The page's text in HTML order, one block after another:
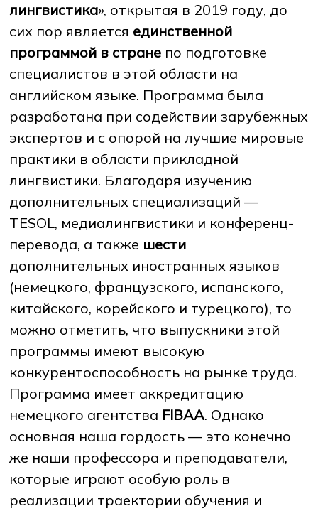
лингвистика», открытая в 2019 году, до
сих пор является единственной
программой в стране по подготовке
специалистов в этой области на
английском языке. Программа была
разработана при содействии зарубежных
экспертов и с опорой на лучшие мировые
практики в области прикладной
лингвистики. Благодаря изучению
дополнительных специализаций —
TESOL, медиалингвистики и конференц-
перевода, а также шести
дополнительных иностранных языков
(немецкого, французского, испанского,
китайского, корейского и турецкого), то
можно отметить, что выпускники этой
программы имеют высокую
конкурентоспособность на рынке труда.
Программа имеет аккредитацию
немецкого агентства FIBAA. Однако
основная наша гордость — это конечно
же наши профессора и преподаватели,
которые играют особую роль в
реализации траектории обучения и